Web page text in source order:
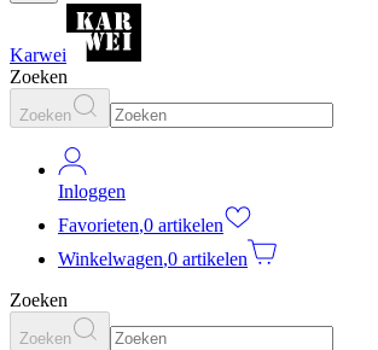
Karwei
Zoeken
Zoeken
Inloggen
Favorieten,0 artikelen
Winkelwagen,0 artikelen
Zoeken
Zoeken